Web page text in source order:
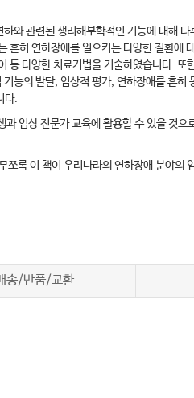
와 관련된 생리해부학적인 기능에 대해
히 연하장애를 일으키는 다양한 질환에
다양한 치료기법을 기술하였습니다.
능의 발달, 임상적 평가, 연하장애를 흔
다.
임상 전문가 교육에 활용할 수 있을 것
록 이 책이 우리나라의 연하장애 분야의
송/반품/교환